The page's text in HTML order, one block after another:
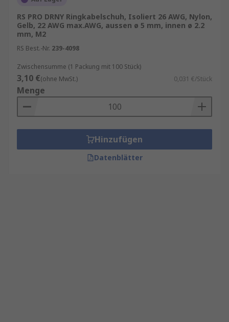
RS PRO DRNY Ringkabelschuh, Isoliert 26 AWG, Nylon,
Gelb, 22 AWG max.AWG, aussen ø 5 mm, innen ø 2.2
mm, M2
RS Best.-Nr. 239-4098
Zwischensumme (1 Packung mit 100 Stück)
3,10 €(ohne MwSt.) 0,031 €/Stück
Menge
Hinzufügen
Datenblätter